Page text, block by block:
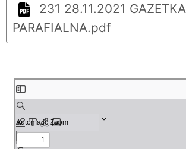
231 28.11.2021 GAZETKA
PARAFIALNA.pdf